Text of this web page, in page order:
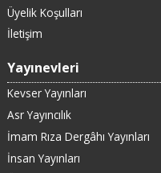
Üyelik Koşulları
İletişim
Yayınevleri
Kevser Yayınları
Asr Yayıncılık
İmam Rıza Dergâhı Yayınları
İnsan Yayınları